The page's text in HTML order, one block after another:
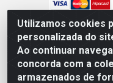
Utilizamos cookies
personalizada do
Ao continuar
concorda com a
armazenados de
Junco Industria e
Mariano, 505 -
38.402-346 -